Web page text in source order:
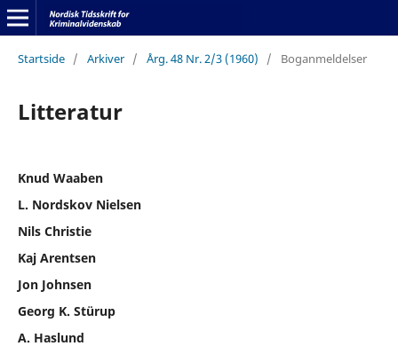
Startside / Arkiver / Årg. 48 Nr. 2/3 (1960) / Boganmeldelser
Litteratur
Knud Waaben
L. Nordskov Nielsen
Nils Christie
Kaj Arentsen
Jon Johnsen
Georg K. Stürup
A. Haslund